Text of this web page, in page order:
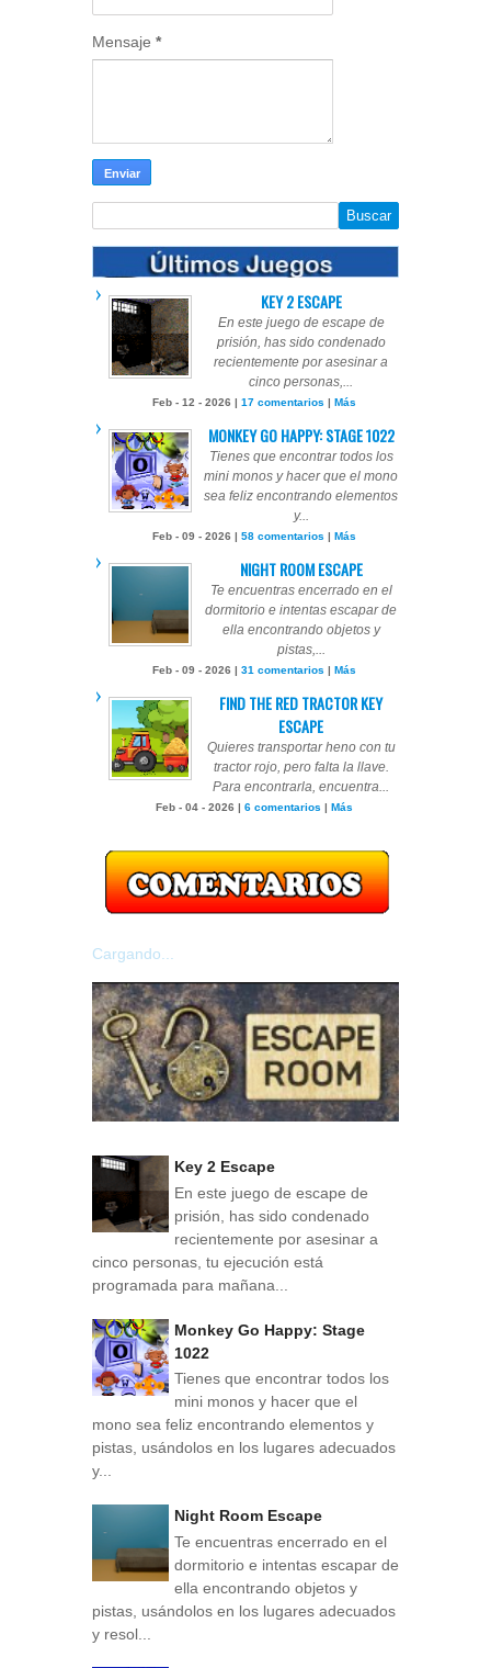
Mensaje *
KEY 2 ESCAPE
En este juego de escape de
prisión, has sido condenado
recientemente por asesinar a
cinco personas,...
Feb - 12 - 2026 | 17 comentarios | Más
MONKEY GO HAPPY: STAGE 1022
Tienes que encontrar todos los
mini monos y hacer que el mono
sea feliz encontrando elementos
y...
Feb - 09 - 2026 | 58 comentarios | Más
NIGHT ROOM ESCAPE
Te encuentras encerrado en el
dormitorio e intentas escapar de
ella encontrando objetos y
pistas,...
Feb - 09 - 2026 | 31 comentarios | Más
FIND THE RED TRACTOR KEY
ESCAPE
Quieres transportar heno con tu
tractor rojo, pero falta la llave.
Para encontrarla, encuentra...
Feb - 04 - 2026 | 6 comentarios | Más
Cargando...
Key 2 Escape
En este juego de escape de
prisión, has sido condenado
recientemente por asesinar a
cinco personas, tu ejecución está
programada para mañana...
Monkey Go Happy: Stage
1022
Tienes que encontrar todos los
mini monos y hacer que el
mono sea feliz encontrando elementos y
pistas, usándolos en los lugares adecuados
y...
Night Room Escape
Te encuentras encerrado en el
dormitorio e intentas escapar de
ella encontrando objetos y
pistas, usándolos en los lugares adecuados
y resol...